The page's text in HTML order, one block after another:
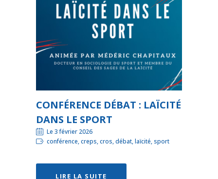
CONFÉRENCE DÉBAT : LAÏCITÉ
DANS LE SPORT
Le 3 février 2026
conférence, creps, cros, débat, laïcité, sport
LIRE LA SUITE